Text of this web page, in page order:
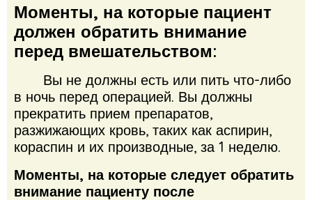
Моменты, на которые пациент
должен обратить внимание
перед вмешательством:
Вы не должны есть или пить что-либо
в ночь перед операцией. Вы должны
прекратить прием препаратов,
разжижающих кровь, таких как аспирин,
кораспин и их производные, за 1 неделю.
Моменты, на которые следует обратить
внимание пациенту после